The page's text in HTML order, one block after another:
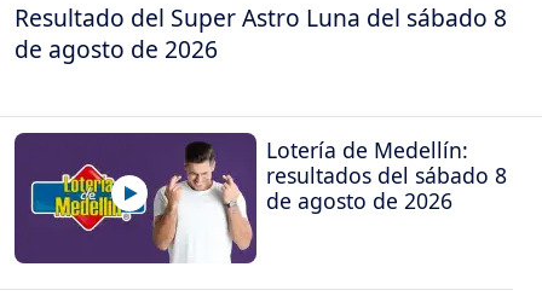
Resultado del Super Astro Luna del sábado 8
de agosto de 2026
Lotería de Medellín:
resultados del sábado 8
de agosto de 2026